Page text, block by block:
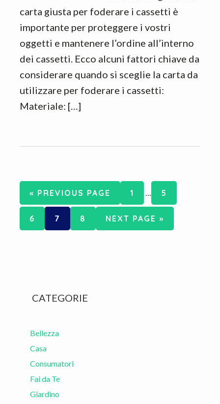
carta giusta per foderare i cassetti è
importante per proteggere i vostri
oggetti e mantenere l’ordine all’interno
dei cassetti. Ecco alcuni fattori chiave da
considerare quando si sceglie la carta da
utilizzare per foderare i cassetti:
Materiale: […]
« GO
TO
PREVIOUS PAGE PAGE
1
pages
… PAGE
5
PAGE
6 PAGE
7 PAGE
8
GO
NEXT PAGE »
Primary
CATEGORIE
Bellezza
Casa
Consumatori
Fai da Te
Giardino